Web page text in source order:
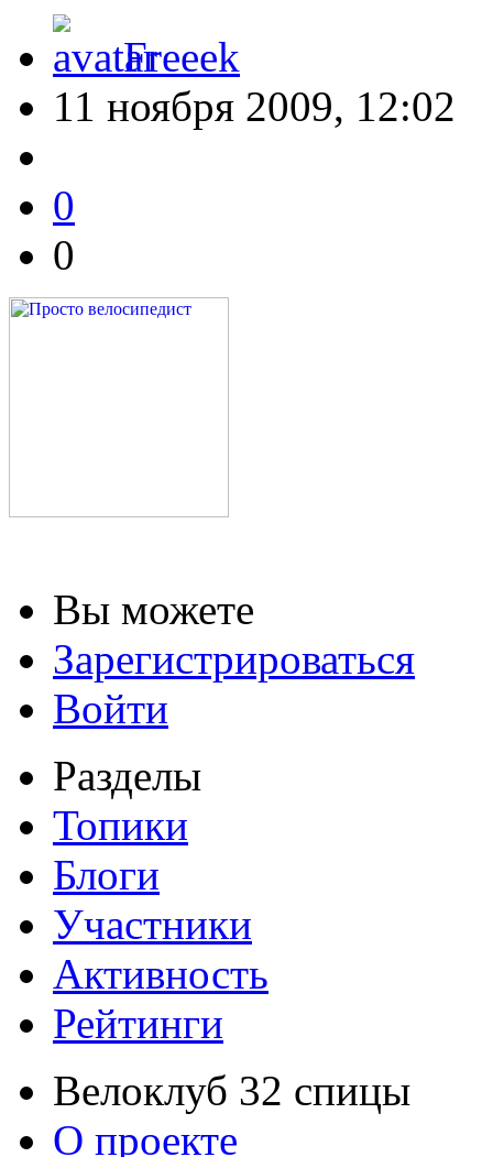
Freeek
11 ноября 2009, 12:02
0
0
Вы можете
Зарегистрироваться
Войти
Разделы
Топики
Блоги
Участники
Активность
Рейтинги
Велоклуб 32 спицы
О проекте